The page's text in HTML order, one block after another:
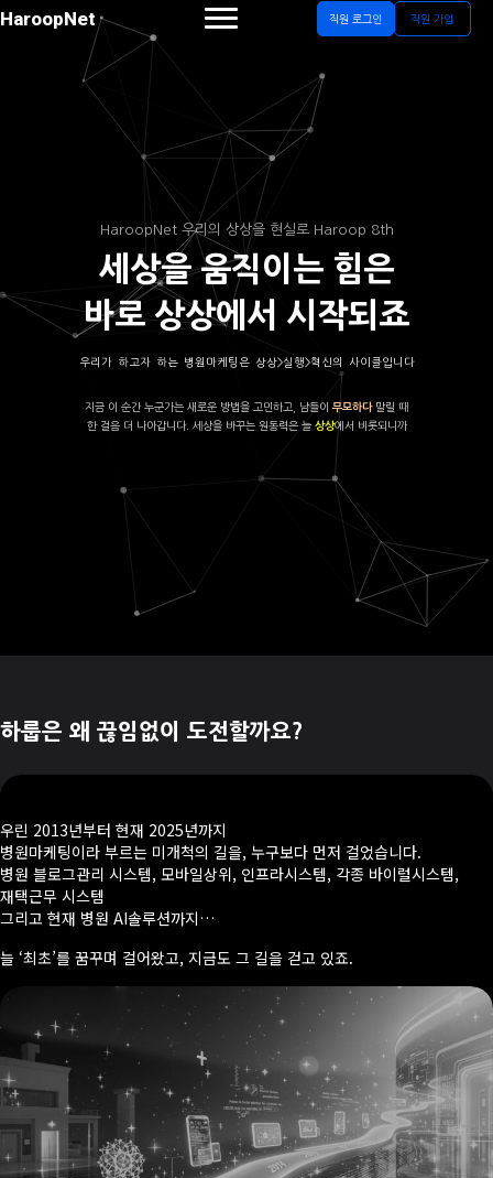
HaroopNet 직원 로그인 직원 가입
HaroopNet 우리의 상상을 현실로 Haroop 8th
세상을 움직이는 힘은
바로 상상에서 시작되죠
우리가 하고자 하는 병원마케팅은 상상>실행>혁신의 사이클입니다
지금 이 순간 누군가는 새로운 방법을 고민하고, 남들이 무모하다말릴 때
한 걸음 더 나아갑니다. 세상을 바꾸는 원동력은 늘 상상에서 비롯되니까
하룹은 왜 끊임없이 도전할까요?
우린 2013년부터 현재 2025년까지
병원마케팅이라 부르는 미개척의 길을, 누구보다 먼저 걸었습니다.
병원 블로그관리 시스템, 모바일상위, 인프라시스템, 각종 바이럴시스템,
재택근무 시스템
그리고 현재 병원 AI솔루션까지…
늘 ‘최초’를 꿈꾸며 걸어왔고, 지금도 그 길을 걷고 있죠.